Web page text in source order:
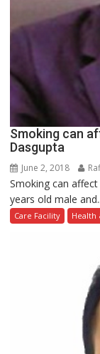
Smoking can
Dasgupta
June 2, 2018
Smoking can
years old male
Care Facility Health